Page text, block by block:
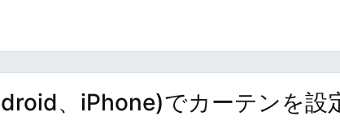
、iPhone)でカーテンを設